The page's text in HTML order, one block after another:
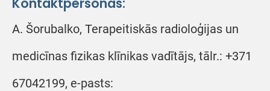
Kontaktpersonas:
A. Šorubalko, Terapeitiskās radioloģijas un
medicīnas fizikas klīnikas vadītājs, tālr.: +371
67042199, e-pasts: